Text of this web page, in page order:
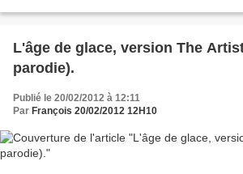
L'âge de glace, version The
parodie).
Publié le 20/02/2012 à 12:11
Par François 20/02/2012 12H10